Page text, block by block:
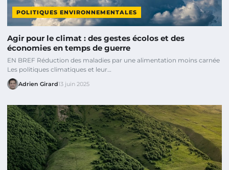
POLITIQUES ENVIRONNEMENTALES
Agir pour le climat : des gestes écolos et des
économies en temps de guerre
EN BREF Réduction des maladies par une alimentation moins carnée
Les politiques climatiques et leur…
Adrien Girard13 juin 2025